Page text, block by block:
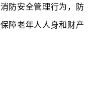
防安全管理行为，防
障老年人人身和财产